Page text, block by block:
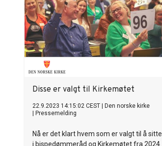
Disse er valgt til Kirkemøtet
22.9.2023 14:15:02 CEST
Den norske kirke
Pressemelding
Nå er det klart hvem som er valgt til å sitte
i bispedømmeråd og Kirkemøtet fra 2024